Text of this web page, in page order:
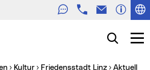
TelefonE-Mail
Suche
Kultur Friedensstadt Linz Aktuell